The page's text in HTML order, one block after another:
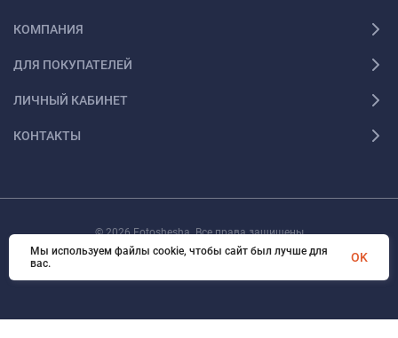
КОМПАНИЯ
ДЛЯ ПОКУПАТЕЛЕЙ
ЛИЧНЫЙ КАБИНЕТ
КОНТАКТЫ
© 2026 Fotoshesha. Все права защищены
Мы используем файлы cookie, чтобы сайт был лучше для
вас.
OK